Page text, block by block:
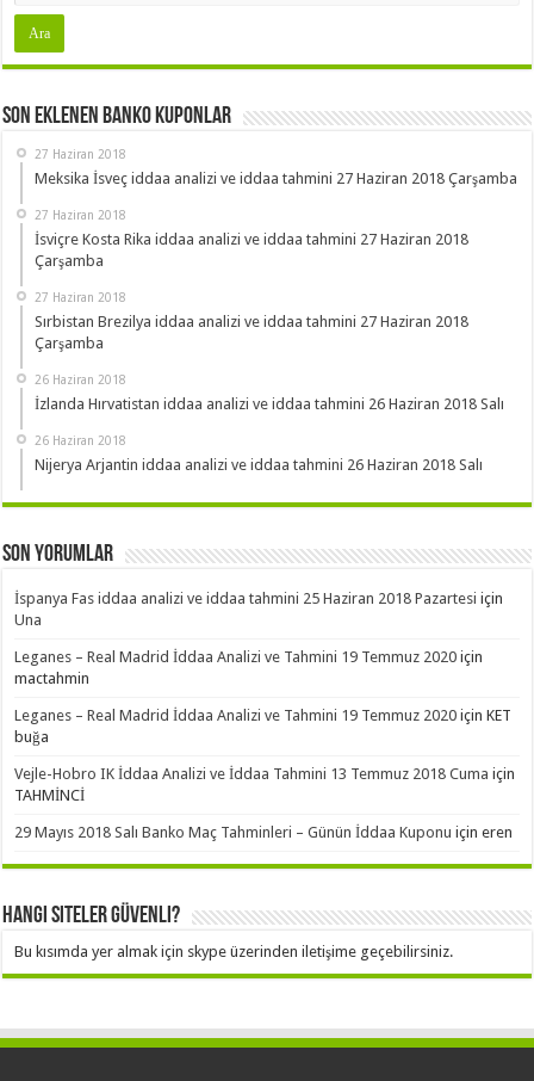
Son Eklenen Banko Kuponlar
27 Haziran 2018
Meksika İsveç iddaa analizi ve iddaa tahmini 27 Haziran 2018 Çarşamba
27 Haziran 2018
İsviçre Kosta Rika iddaa analizi ve iddaa tahmini 27 Haziran 2018
Çarşamba
27 Haziran 2018
Sırbistan Brezilya iddaa analizi ve iddaa tahmini 27 Haziran 2018
Çarşamba
26 Haziran 2018
İzlanda Hırvatistan iddaa analizi ve iddaa tahmini 26 Haziran 2018 Salı
26 Haziran 2018
Nijerya Arjantin iddaa analizi ve iddaa tahmini 26 Haziran 2018 Salı
Son Yorumlar
İspanya Fas iddaa analizi ve iddaa tahmini 25 Haziran 2018 Pazartesi için
Una
Leganes – Real Madrid İddaa Analizi ve Tahmini 19 Temmuz 2020 için
mactahmin
Leganes – Real Madrid İddaa Analizi ve Tahmini 19 Temmuz 2020 içinKET
buğa
Vejle-Hobro IK İddaa Analizi ve İddaa Tahmini 13 Temmuz 2018 Cuma için
TAHMİNCİ
29 Mayıs 2018 Salı Banko Maç Tahminleri – Günün İddaa Kuponu içineren
Hangi Siteler Güvenli?
Bu kısımda yer almak için skype üzerinden iletişime geçebilirsiniz.